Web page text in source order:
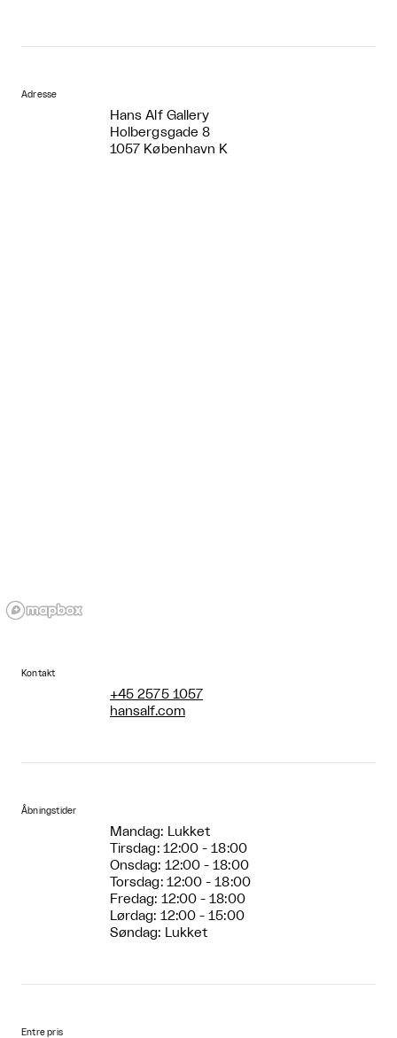
Adresse
Hans Alf Gallery
Holbergsgade 8
1057 København K
Kontakt
+45 2575 1057
hansalf.com
Åbningstider
Mandag: Lukket
Tirsdag: 12:00 - 18:00
Onsdag: 12:00 - 18:00
Torsdag: 12:00 - 18:00
Fredag: 12:00 - 18:00
Lørdag: 12:00 - 15:00
Søndag: Lukket
Entre pris